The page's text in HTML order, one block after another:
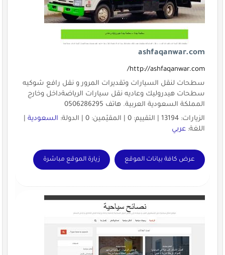
ashfaqanwar.com
http://ashfaqanwar.com/
سطحات لنقل السيارات وتقديرات المرور و نقل رافع شوكيه
سطحات هيدروليك وعاديه نقل سيارات الرياضةداخل وخارج
المملكة السعودية العربية. هاتف 0506286295
الزيارات: 13194 | التقييم: 0 | المقيّمين: 0 | الدولة:
السعودية|
اللغة: عربي
عرض كافة بيانات الموقع زيارة الموقع مباشرة